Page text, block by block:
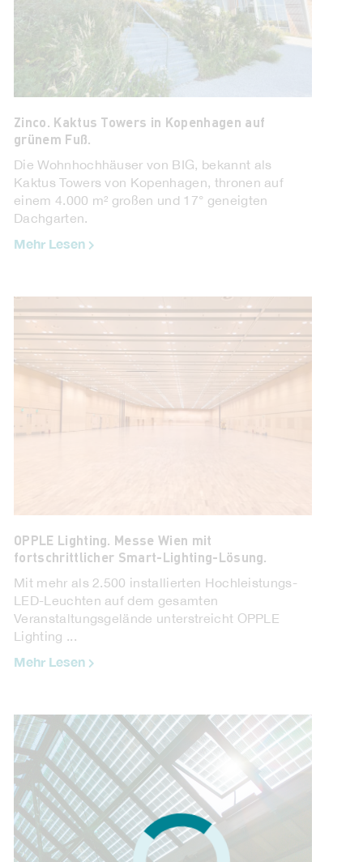
Zinco. Kaktus Towers in Kopenhagen auf
grünem Fuß.
Die Wohnhochhäuser von BIG, bekannt als
Kaktus Towers von Kopenhagen, thronen auf
einem 4.000 m² großen und 17° geneigten
Dachgarten.
Mehr Lesen
OPPLE Lighting. Messe Wien mit
fortschrittlicher Smart-Lighting-Lösung.
Mit mehr als 2.500 installierten Hochleistungs-
LED-Leuchten auf dem gesamten
Veranstaltungsgelände unterstreicht OPPLE
Lighting ...
Mehr Lesen
Gewölbebau garantiert ein besonders schnelles
Arbeiten. Die werkseitig in Grünbach bei ...
Mehr Lesen
ANTRAX IT. LANA.
Antrax IT präsentiert zusammen mit dem Studio
Michele De Lucchi, Lana, die neue
Heizkörperkollektion. ...
Technische Alternative. Vom Schutzhaus zum
Wohnhaus.
Der 1942 erbaute Hochbunker im Hamburger
Stadtteil Ottensen hat in seiner urs...
Mehr Lesen